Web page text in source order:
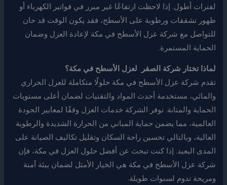
لفترات أطول. إذا لاحظت ارتفاعًا غير مبرر في فواتير الكهرباء أو
ظهور تشققات ورطوبة على الأسطح، فقد يكون الوقت قد حان
للتواصل مع شركة عزل الأسطح في مكة لإعادة العزل وضمان
الحماية المستمرة.
لماذا تختار شركة الصقر لعزل الأسطح في مكة؟
تقدم شركة عزل الأسطح في مكة حلولًا متكاملة للعزل الحراري
والمائي، مستخدمة أحدث المواد والتقنيات لضمان أعلى مستويات
الحماية والمتانة. توفر الشركة خدمات العزل وفقًا لمعايير الجودة
العالمية، مما يضمن حماية المباني من الحرارة الشديدة والرطوبة
العالية، وبالتالي تحسين راحة السكان وتقليل تكاليف الصيانة على
المدى البعيد. إذا كنت تبحث عن أفضل حلول العزل في مكة، فإن
شركة عزل الأسطح في مكة هي الخيار الأمثل لضمان بيئة آمنة
ومريحة تدوم لسنوات طويلة.